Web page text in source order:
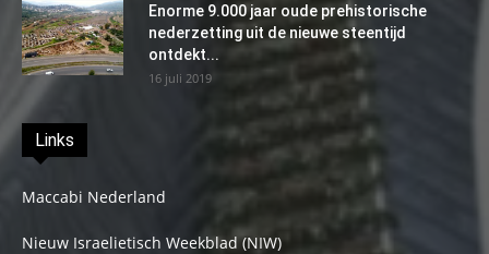
Enorme 9.000 jaar oude prehistorische
nederzetting uit de nieuwe steentijd
ontdekt...
16 juli 2019
Links
Maccabi Nederland
Nieuw Israelietisch Weekblad (NIW)